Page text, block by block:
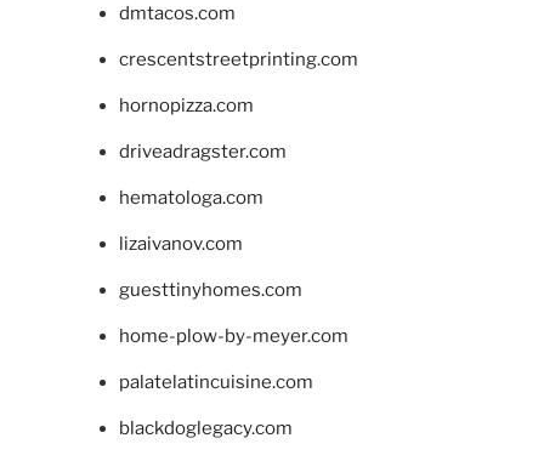
dmtacos.com
crescentstreetprinting.com
hornopizza.com
driveadragster.com
hematologa.com
lizaivanov.com
guesttinyhomes.com
home-plow-by-meyer.com
palatelatincuisine.com
blackdoglegacy.com